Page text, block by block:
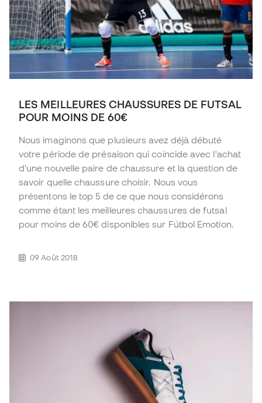
LES MEILLEURES CHAUSSURES DE FUTSAL
POUR MOINS DE 60€
Nous imaginons que plusieurs avez déjà débuté
votre période de présaison qui coïncide avec l'achat
d'une nouvelle paire de chaussure et la question de
savoir quelle chaussure choisir. Nous vous
présentons le top 5 de ce que nous considérons
comme étant les meilleures chaussures de futsal
pour moins de 60€ disponibles sur Fútbol Emotion.
09 Août 2018